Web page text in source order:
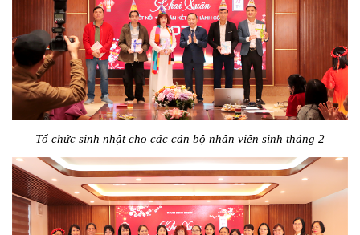
Tổ chức sinh nhật cho các cán bộ nhân viên sinh tháng 2